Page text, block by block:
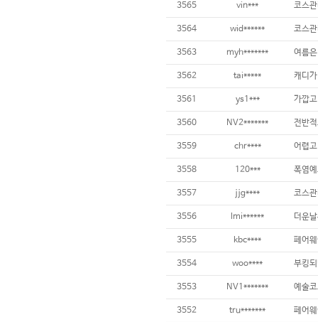
3565 vin***
3564 wid****** 코스
3563 myh*******
3562 tai*****
3561 ys1***
3560 NV2*******
3559 chr**** 어렵
3558 120***
3557 jjg****
3556 lmi******
3555 kbc****
3554 woo**** 부킹
3553 NV1*******
3552 tru*******